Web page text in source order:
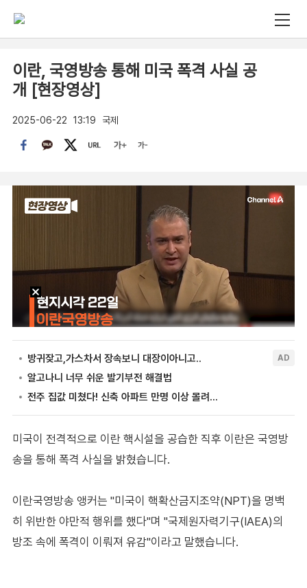
이란, 국영방송 통해 미국 폭격 사실 공
개 [현장영상]
2025-06-22 13:19 국제
미국이 전격적으로 이란 핵시설을 공습한 직후 이란은 국영방
송을 통해 폭격 사실을 밝혔습니다.
이란국영방송 앵커는 "미국이 핵확산금지조약(NPT)을 명백
히 위반한 야만적 행위를 했다"며 "국제원자력기구(IAEA)의
방조 속에 폭격이 이뤄져 유감"이라고 말했습니다.